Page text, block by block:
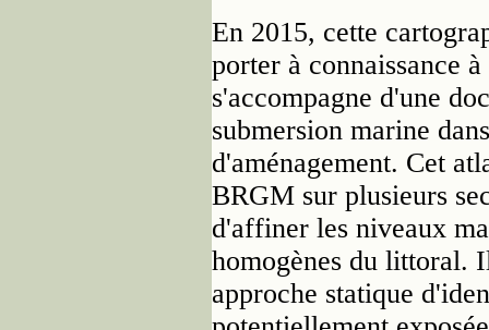
En 2015, cette
porter à connaissance
s'accompagne d'une
submersion marine
d'aménagement. Cet
BRGM sur plusieurs
d'affiner les niveaux
homogènes du littoral.
approche statique